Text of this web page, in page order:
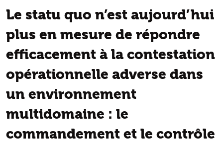
Le statu quo n’est aujourd’hui
plus en mesure de répondre
efficacement à la contestation
opérationnelle adverse dans
un environnement
multidomaine : le
commandement et le contrôle